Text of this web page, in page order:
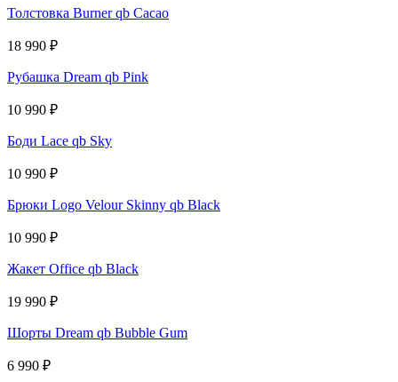
Толстовка Burner qb Cacao
18 990 ₽
Рубашка Dream qb Pink
10 990 ₽
Боди Lace qb Sky
10 990 ₽
Брюки Logo Velour Skinny qb Black
10 990 ₽
Жакет Office qb Black
19 990 ₽
Шорты Dream qb Bubble Gum
6 990 ₽